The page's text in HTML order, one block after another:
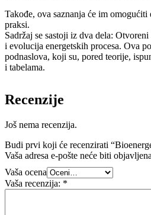
Takođe, ova saznanja će im
praksi.
Sadržaj se sastoji iz dva dela:
i evolucija energetskih procesa. Ova
podnaslova, koji su, pored teorije,
i tabelama.
Recenzije
Još nema recenzija.
Budi prvi koji će recenzirati
Vaša adresa e-pošte neće biti
Vaša ocena
Vaša recenzija: *